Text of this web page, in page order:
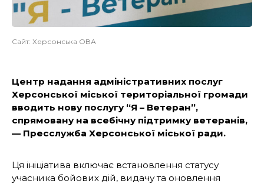
Сайт: Херсонська ОВА
Центр надання адміністративних послуг
Херсонської міської територіальної громади
вводить нову послугу “Я – Ветеран”,
спрямовану на всебічну підтримку ветеранів,
— Пресслужба Херсонської міської ради.
Ця ініціатива включає встановлення статусу
учасника бойових дій, видачу та оновлення